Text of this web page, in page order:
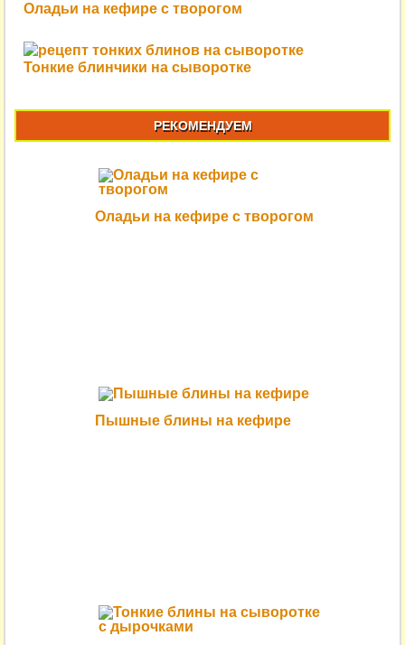
Оладьи на кефире с творогом
Тонкие блинчики на сыворотке
РЕКОМЕНДУЕМ
Оладьи на кефире с творогом
Пышные блины на кефире